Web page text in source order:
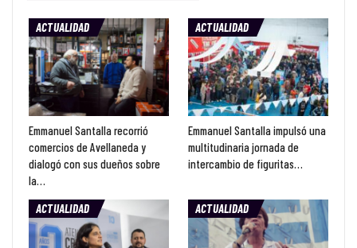
ACTUALIDAD
Emmanuel Santalla recorrió
comercios de Avellaneda y
dialogó con sus dueños sobre
la…
ACTUALIDAD
Emmanuel Santalla impulsó una
multitudinaria jornada de
intercambio de figuritas…
ACTUALIDAD ACTUALIDAD